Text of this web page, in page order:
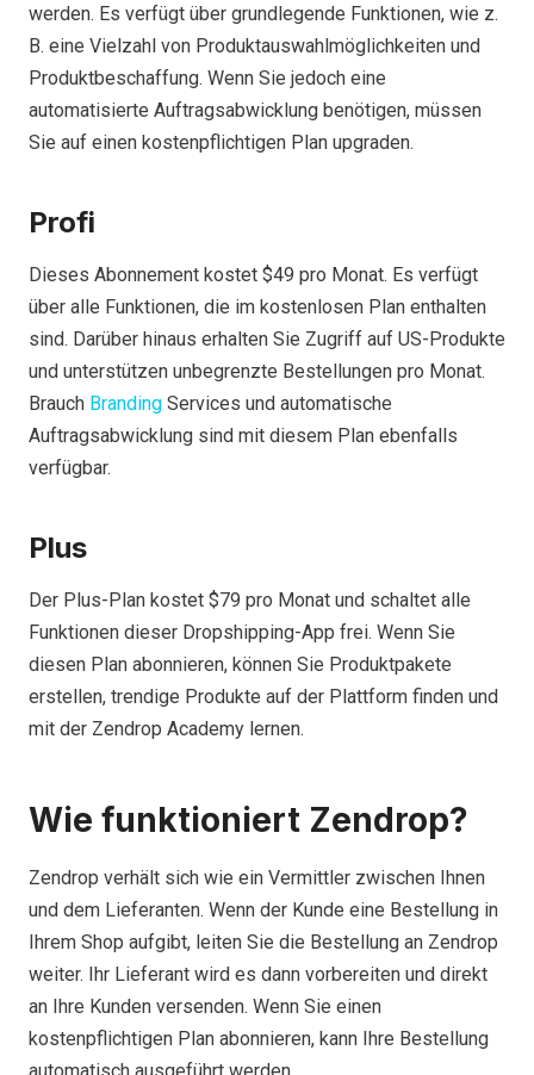
werden. Es verfügt über grundlegende Funktionen, wie z.
B. eine Vielzahl von Produktauswahlmöglichkeiten und
Produktbeschaffung. Wenn Sie jedoch eine
automatisierte Auftragsabwicklung benötigen, müssen
Sie auf einen kostenpflichtigen Plan upgraden.
Profi
Dieses Abonnement kostet $49 pro Monat. Es verfügt
über alle Funktionen, die im kostenlosen Plan enthalten
sind. Darüber hinaus erhalten Sie Zugriff auf US-Produkte
und unterstützen unbegrenzte Bestellungen pro Monat.
Brauch Branding Services und automatische
Auftragsabwicklung sind mit diesem Plan ebenfalls
verfügbar.
Plus
Der Plus-Plan kostet $79 pro Monat und schaltet alle
Funktionen dieser Dropshipping-App frei. Wenn Sie
diesen Plan abonnieren, können Sie Produktpakete
erstellen, trendige Produkte auf der Plattform finden und
mit der Zendrop Academy lernen.
Wie funktioniert Zendrop?
Zendrop verhält sich wie ein Vermittler zwischen Ihnen
und dem Lieferanten. Wenn der Kunde eine Bestellung in
Ihrem Shop aufgibt, leiten Sie die Bestellung an Zendrop
weiter. Ihr Lieferant wird es dann vorbereiten und direkt
an Ihre Kunden versenden. Wenn Sie einen
kostenpflichtigen Plan abonnieren, kann Ihre Bestellung